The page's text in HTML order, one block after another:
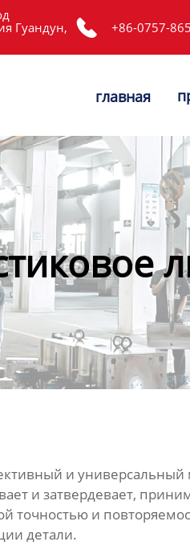
Гуандун,  +86-0757-
главная
и
и затвердевает,
точностью и
детали.